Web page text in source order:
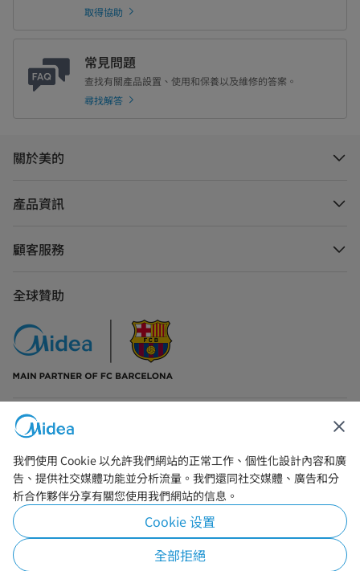
取得協助
常見問題
查找有關產品設置、使用和保養以及維修的答案。
尋找解答
關於美的
產品資訊
顧客服務
全球贊助
聯絡我們
Copyright © 2026 Midea. 版權所有.
我們使用 Cookie 以允許我們網站的正常工作、個性化設計內容和廣
告、提供社交媒體功能並分析流量。我們還同社交媒體、廣告和分
析合作夥伴分享有關您使用我們網站的信息。
Cookie 设置
全部拒絕